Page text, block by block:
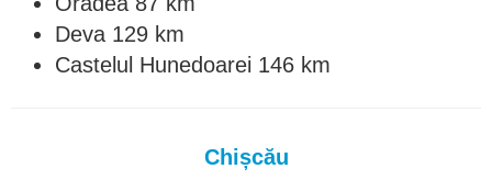
Deva 129 km
Castelul Hunedoarei 146 km
Chișcău